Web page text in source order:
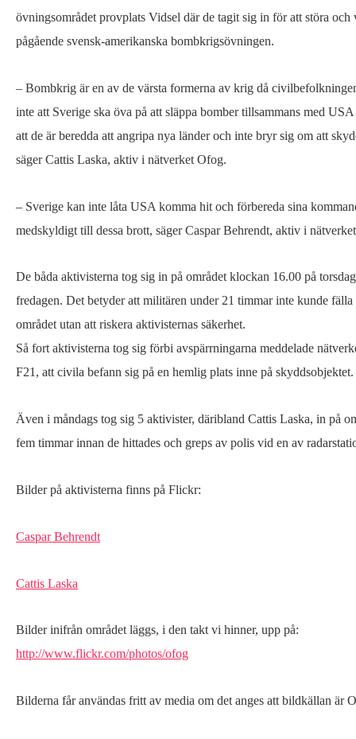
övningsområdet provplats Vidsel där de tagit sig in för att störa
pågående svensk-amerikanska bombkrigsövningen.
– Bombkrig är en av de värsta formerna av krig då
inte att Sverige ska öva på att släppa bomber tillsammans med
att de är beredda att angripa nya länder och inte bryr sig om att
säger Cattis Laska, aktiv i nätverket Ofog.
– Sverige kan inte låta USA komma hit och förbereda sina
medskyldigt till dessa brott, säger Caspar Behrendt, aktiv i
De båda aktivisterna tog sig in på området klockan 16.00 på
fredagen. Det betyder att militären under 21 timmar inte kunde
området utan att riskera aktivisternas säkerhet.
Så fort aktivisterna tog sig förbi avspärrningarna meddelade
F21, att civila befann sig på en hemlig plats inne på skyddsobjektet.
Även i måndags tog sig 5 aktivister, däribland Cattis Laska, in på
fem timmar innan de hittades och greps av polis vid en av
Bilder på aktivisterna finns på Flickr:
Caspar Behrendt
Cattis Laska
Bilder inifrån området läggs, i den takt vi hinner, upp på:
http://www.flickr.com/photos/ofog
Bilderna får användas fritt av media om det anges att bildkällan är